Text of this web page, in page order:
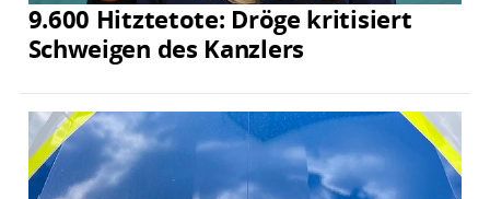
9.600 Hitztetote: Dröge kritisiert
Schweigen des Kanzlers